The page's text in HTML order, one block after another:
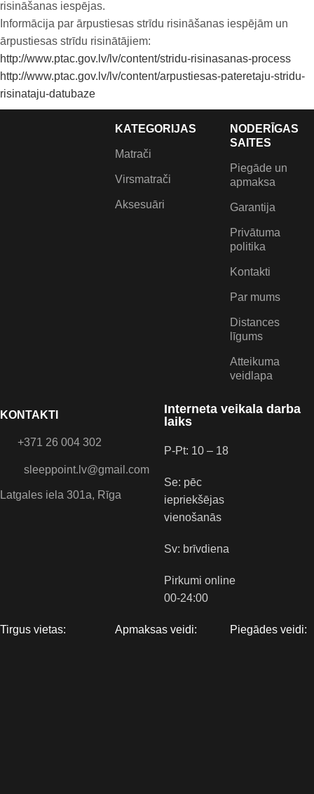
risināšanas iespējas.
Informācija par ārpustiesas strīdu risināšanas iespējām un
ārpustiesas strīdu risinātājiem:
http://www.ptac.gov.lv/lv/content/stridu-risinasanas-process
http://www.ptac.gov.lv/lv/content/arpustiesas-pateretaju-stridu-
risinataju-datubaze
KATEGORIJAS
Matrači
Virsmatrači
Aksesuāri
KONTAKTI
+371 26 004 302
sleeppoint.lv@gmail.com
Latgales iela 301a, Rīga
NODERĪGAS
SAITES
Piegāde un
apmaksa
Garantija
Privātuma
politika
Kontakti
Par mums
Distances
līgums
Atteikuma
veidlapa
Interneta veikala darba
laiks
P-Pt: 10 – 18
Se: pēc
iepriekšējas
vienošanās
Sv: brīvdiena
Pirkumi online
00-24:00
Apmaksas veidi: Piegādes veidi:
Tirgus vietas: